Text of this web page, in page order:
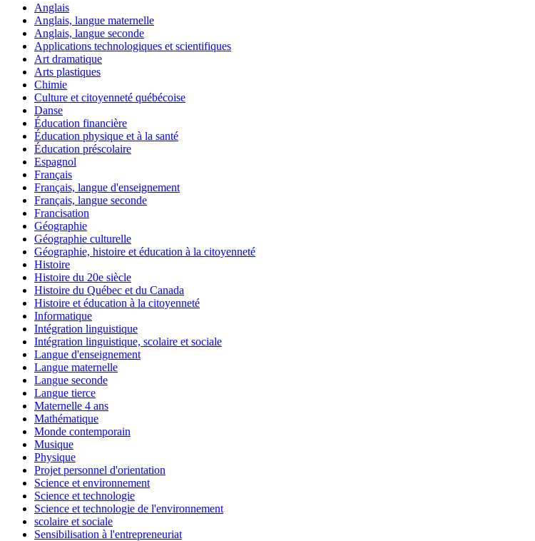
Anglais
Anglais, langue maternelle
Anglais, langue seconde
Applications technologiques et scientifiques
Art dramatique
Arts plastiques
Chimie
Culture et citoyenneté québécoise
Danse
Éducation financière
Éducation physique et à la santé
Éducation préscolaire
Espagnol
Français
Français, langue d'enseignement
Français, langue seconde
Francisation
Géographie
Géographie culturelle
Géographie, histoire et éducation à la citoyenneté
Histoire
Histoire du 20e siècle
Histoire du Québec et du Canada
Histoire et éducation à la citoyenneté
Informatique
Intégration linguistique
Intégration linguistique, scolaire et sociale
Langue d'enseignement
Langue maternelle
Langue seconde
Langue tierce
Maternelle 4 ans
Mathématique
Monde contemporain
Musique
Physique
Projet personnel d'orientation
Science et environnement
Science et technologie
Science et technologie de l'environnement
scolaire et sociale
Sensibilisation à l'entrepreneuriat